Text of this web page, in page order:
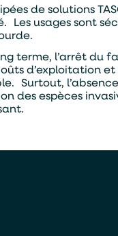
de solutions
usages sont
terme, l’arrêt du
d’exploitation
Surtout,
des espèces